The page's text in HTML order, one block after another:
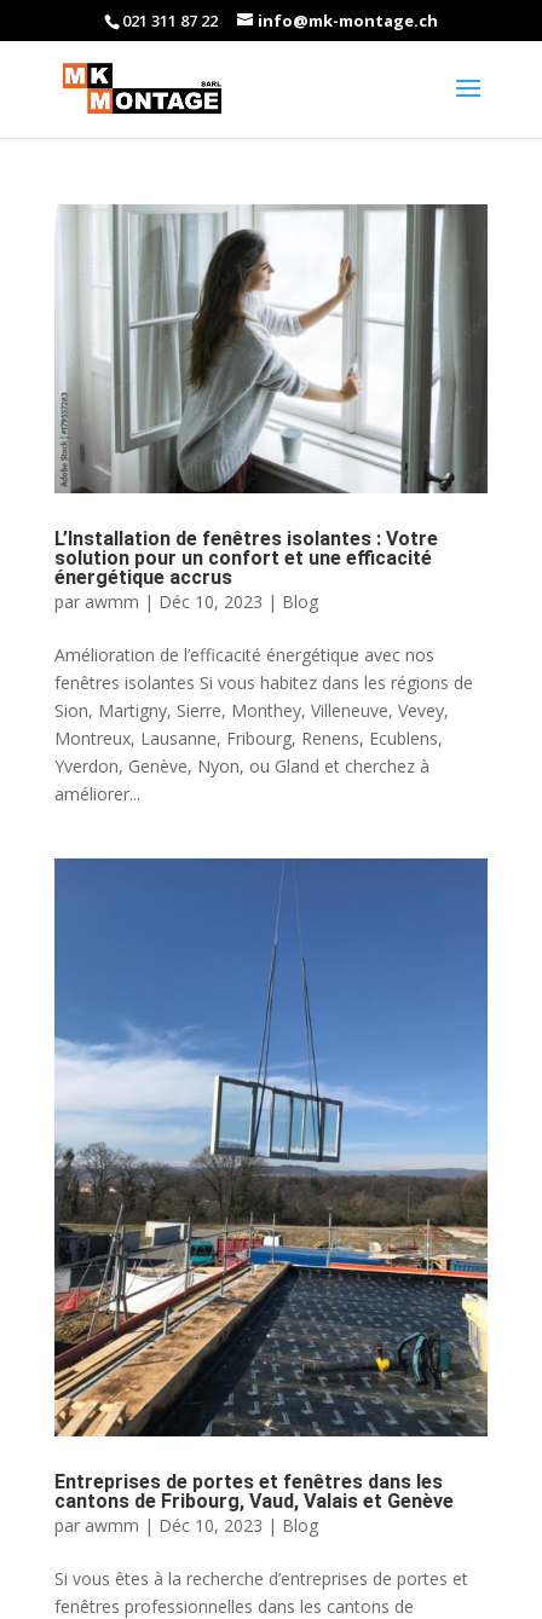
021 311 87 22 info@mk-montage.ch
L’Installation de fenêtres isolantes : Votre
solution pour un confort et une efficacité
énergétique accrus
par awmm | Déc 10, 2023 | Blog
Amélioration de l’efficacité énergétique avec nos
fenêtres isolantes Si vous habitez dans les régions de
Sion, Martigny, Sierre, Monthey, Villeneuve, Vevey,
Montreux, Lausanne, Fribourg, Renens, Ecublens,
Yverdon, Genève, Nyon, ou Gland et cherchez à
améliorer...
Entreprises de portes et fenêtres dans les
cantons de Fribourg, Vaud, Valais et Genève
par awmm | Déc 10, 2023 | Blog
Si vous êtes à la recherche d’entreprises de portes et
fenêtres professionnelles dans les cantons de